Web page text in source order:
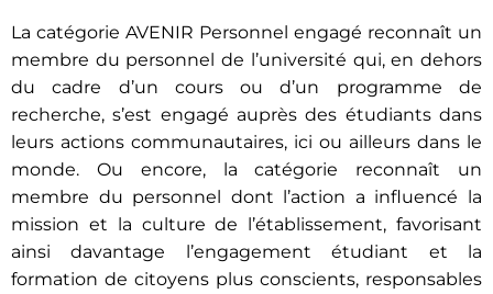
La catégorie AVENIR Personnel engagé reconnaît un
membre du personnel de l’université qui, en dehors
du cadre d’un cours ou d’un programme de
recherche, s’est engagé auprès des étudiants dans
leurs actions communautaires, ici ou ailleurs dans le
monde. Ou encore, la catégorie reconnaît un
membre du personnel dont l’action a influencé la
mission et la culture de l’établissement, favorisant
ainsi davantage l’engagement étudiant et la
formation de citoyens plus conscients, responsables